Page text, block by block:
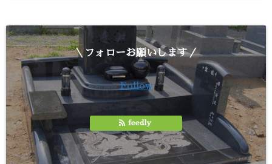
＼フォローお願いします／
Follow
feedly